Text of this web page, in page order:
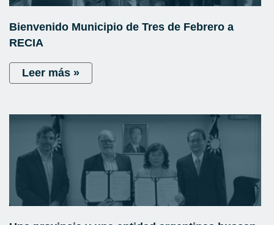
Bienvenido Municipio de Tres de Febrero a
RECIA
Leer más »